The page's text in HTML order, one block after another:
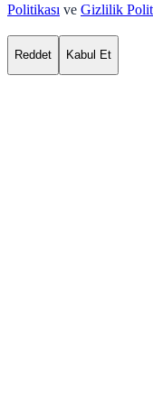
Politikası ve Gizlilik
Reddet Kabul Et